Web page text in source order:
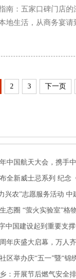
南：五家口碑门店
地生活，从商务宴
成为了不少消费者的
2 3 下一页
兴农”志愿服务活动 中
态圈 “萤火实验室”格
中国建设起到重要支
年庆盛大启幕，万人
：开展节后燃气安全